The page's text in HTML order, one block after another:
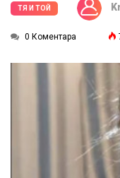
ТЯ И ТОЙ
0 Коментара